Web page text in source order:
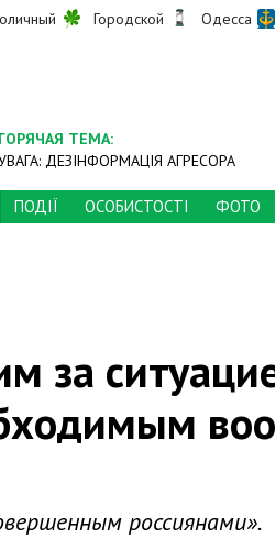
Городской Одесса
ГОРЯЧАЯ ТЕМА:
ДЕЗІНФОРМАЦІЯ АГРЕСОРА
ПОДІЇ ОСОБИСТОСТІ ФОТО
за
россиянами».